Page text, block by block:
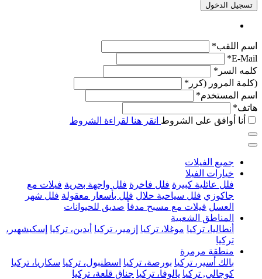
تسجيل الدخول
اسم اللقب*
E-Mail*
كلمه السر*
(كلمة المرور (كرر*
اسم المستخدم*
هاتف*
أنا أوافق على الشروط انقر هنا لقراءة الشروط
جميع الفيلات
خيارات الفيلا
فلل عائلية كبيرة فلل فاخرة فلل واجهة بحرية فيلات مع
جاكوزي فلل سياحية حلال فلل بأسعار معقولة فلل شهر
العسل فيلات مع مسبح مدفأ صديق للحيوانات
المناطق الشعبية
أنطاليا، تركيا موغلا، تركيا إزمير، تركيا أيدين، تركيا إسكيشهير،
تركيا
منطقة مرمرة
بالك أسير، تركيا بورصة، تركيا اسطنبول، تركيا سكاريا، تركيا
كوجالي, تركيا يالوفا، تركيا جناق قلعة، تركيا